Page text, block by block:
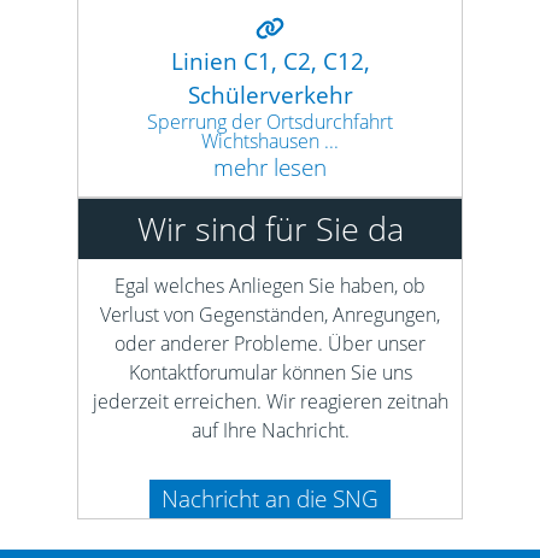
Linien C1, C2, C12,
Schülerverkehr
Sperrung der Ortsdurchfahrt
Wichtshausen ...
mehr lesen
Wir sind für Sie da
Egal welches Anliegen Sie haben, ob
Verlust von Gegenständen, Anregungen,
oder anderer Probleme. Über unser
Kontaktforumular können Sie uns
jederzeit erreichen. Wir reagieren zeitnah
auf Ihre Nachricht.
Nachricht an die SNG